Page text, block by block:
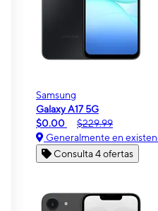
Samsung
Galaxy A17 5G
$0.00
$229.99
Generalmente en
Consulta 4 ofertas